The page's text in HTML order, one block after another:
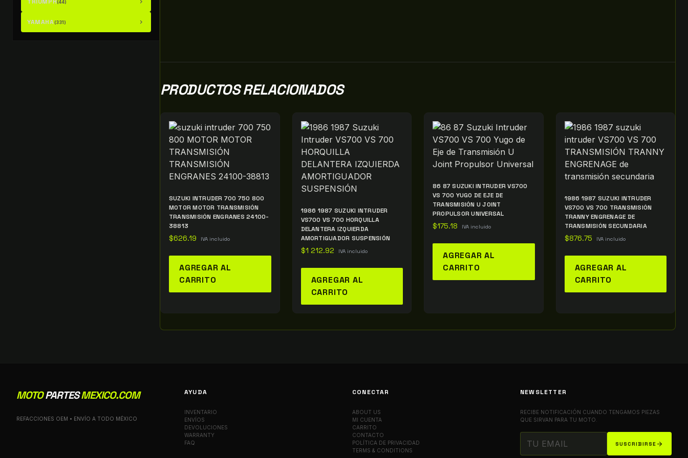
(44)
YAMAHA(331) chevron_right
PRODUCTOS RELACIONADOS
SUZUKI INTRUDER 700 750 800
MOTOR MOTOR TRANSMISIÓN
TRANSMISIÓN ENGRANES 24100-
38813
$626.19 IVA incluido
AGREGAR AL
CARRITO
1986 1987 SUZUKI INTRUDER
VS700 VS 700 HORQUILLA
DELANTERA IZQUIERDA
AMORTIGUADOR SUSPENSIÓN
$1 212.92 IVA incluido
AGREGAR AL
CARRITO
86 87 SUZUKI INTRUDER VS700
VS 700 YUGO DE EJE DE
TRANSMISIÓN U JOINT
PROPULSOR UNIVERSAL
$175.18 IVA incluido
AGREGAR AL
CARRITO
1986 1987 SUZUKI INTRUDER
VS700 VS 700 TRANSMISIÓN
TRANNY ENGRENAGE DE
TRANSMISIÓN SECUNDARIA
$876.75 IVA incluido
AGREGAR AL
CARRITO
MOTOPARTESMEXICO.COM
REFACCIONES OEM • ENVÍO A TODO MÉXICO
AYUDA
INVENTARIO
ENVÍOS
DEVOLUCIONES
WARRANTY
FAQ
CONECTAR
ABOUT US
MI CUENTA
CARRITO
CONTACTO
POLÍTICA DE PRIVACIDAD
TERMS & CONDITIONS
NEWSLETTER
RECIBE NOTIFICACIÓN CUANDO TENGAMOS PIEZAS
QUE SIRVAN PARA TU MOTO.
SUSCRIBIRSE arrow_forward